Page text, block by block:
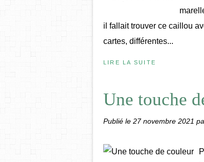
il fallait trouver ce caillou
cartes, différentes...
LIRE LA SUITE
Une touche
Publié le 27 novembre 2021